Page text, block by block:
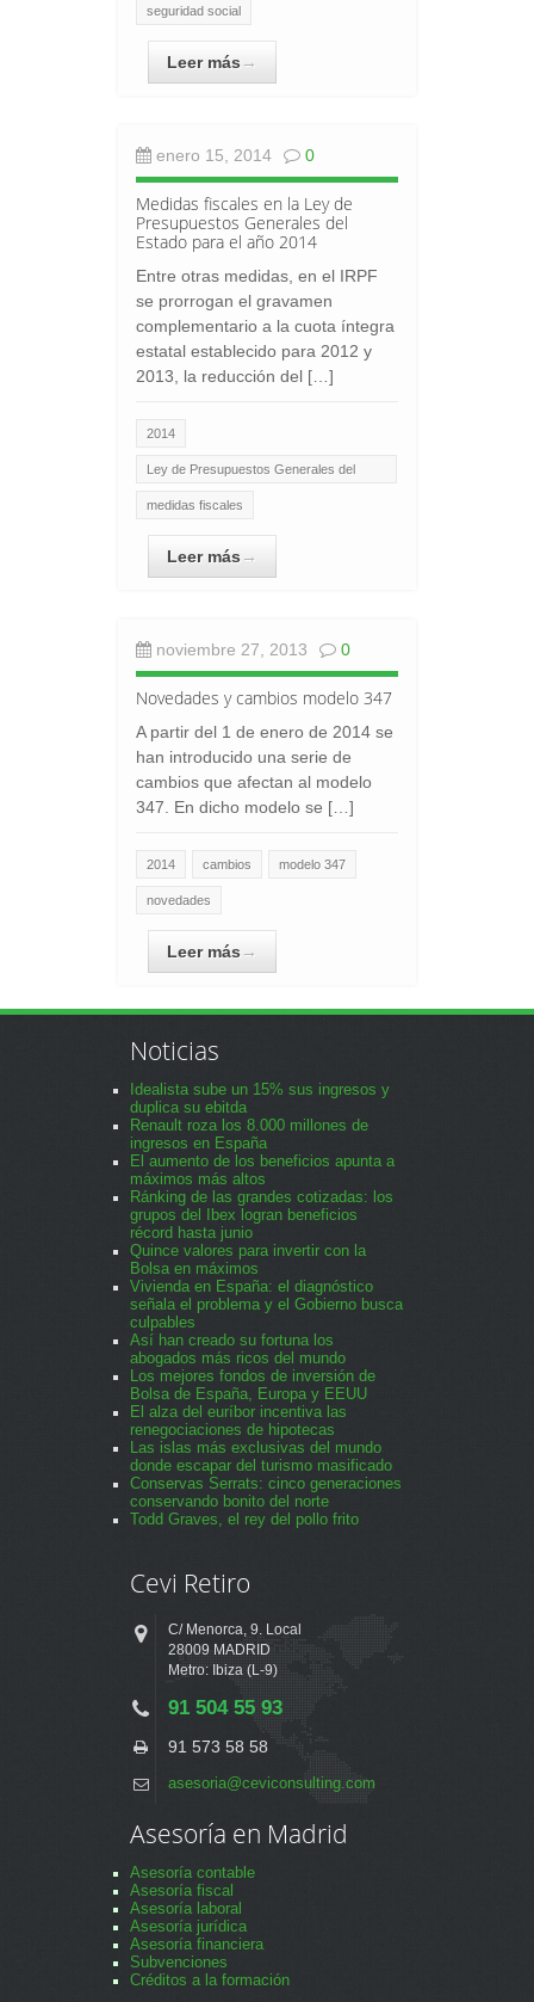
seguridad social
Leer más→
enero 15, 2014 0
Medidas fiscales en la Ley de
Presupuestos Generales del
Estado para el año 2014
Entre otras medidas, en el IRPF
se prorrogan el gravamen
complementario a la cuota íntegra
estatal establecido para 2012 y
2013, la reducción del […]
2014
Ley de Presupuestos Generales del
medidas fiscales
Leer más→
noviembre 27, 2013 0
Novedades y cambios modelo 347
A partir del 1 de enero de 2014 se
han introducido una serie de
cambios que afectan al modelo
347. En dicho modelo se […]
2014 cambios modelo 347
novedades
Leer más→
Noticias
Idealista sube un 15% sus ingresos y
duplica su ebitda
Renault roza los 8.000 millones de
ingresos en España
El aumento de los beneficios apunta a
máximos más altos
Ránking de las grandes cotizadas: los
grupos del Ibex logran beneficios
récord hasta junio
Quince valores para invertir con la
Bolsa en máximos
Vivienda en España: el diagnóstico
señala el problema y el Gobierno busca
culpables
Así han creado su fortuna los
abogados más ricos del mundo
Los mejores fondos de inversión de
Bolsa de España, Europa y EEUU
El alza del euríbor incentiva las
renegociaciones de hipotecas
Las islas más exclusivas del mundo
donde escapar del turismo masificado
Conservas Serrats: cinco generaciones
conservando bonito del norte
Todd Graves, el rey del pollo frito
Cevi Retiro
C/ Menorca, 9. Local
28009 MADRID
Metro: Ibiza (L-9)
91 504 55 93
91 573 58 58
asesoria@ceviconsulting.com
Asesoría en Madrid
Asesoría contable
Asesoría fiscal
Asesoría laboral
Asesoría jurídica
Asesoría financiera
Subvenciones
Créditos a la formación